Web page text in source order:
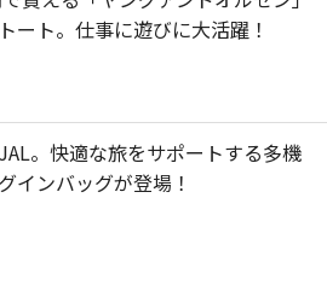
ート。仕事に遊びに大活躍！
。快適な旅をサポートする多機
インバッグが登場！